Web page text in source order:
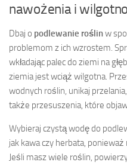
nawożenia i
Dbaj o podlewanie roślinw
problemom z ich wzrostem.
wkładając palec do ziemi na
ziemia jest wciąż wilgotna.
wodnych roślin, unikaj
także przesuszenia, które
Wybieraj czystą wodę do
jak kawa czy herbata,
Jeśli masz wiele roślin,